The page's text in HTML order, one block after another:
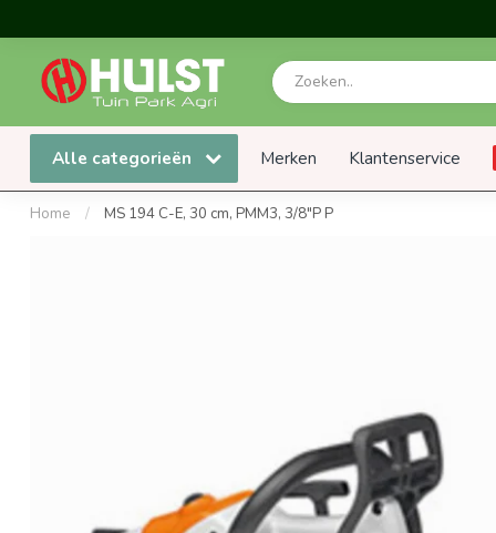
Alle categorieën Merken Klantenservice
Home / MS 194 C-E, 30 cm, PMM3, 3/8"P P